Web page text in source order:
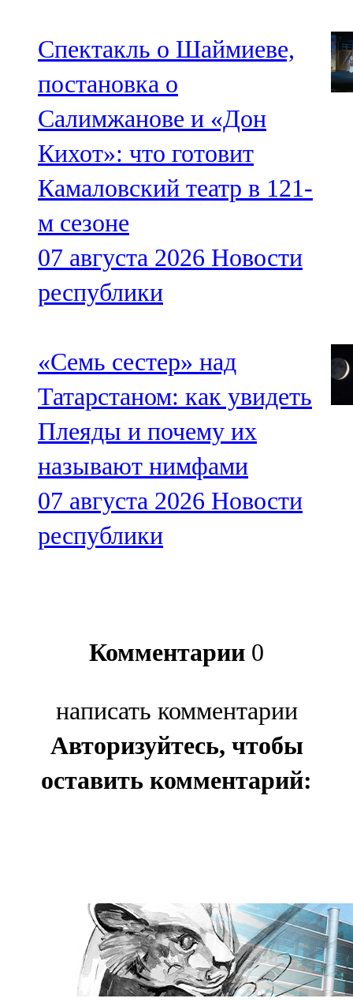
Спектакль о Шаймиеве,
постановка о
Салимжанове и «Дон
Кихот»: что готовит
Камаловский театр в 121-
м сезоне
07 августа 2026 Новости
республики
«Семь сестер» над
Татарстаном: как увидеть
Плеяды и почему их
называют нимфами
07 августа 2026 Новости
республики
Комментарии 0
написать комментарии
Авторизуйтесь, чтобы
оставить комментарий: